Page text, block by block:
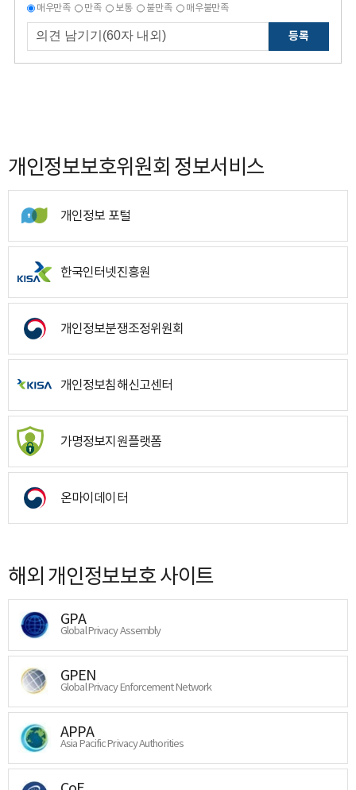
매우만족 만족 보통 불만족 매우불만족
등록
개인정보보호위원회 정보서비스
개인정보 포털
한국인터넷진흥원
개인정보분쟁조정위원회
개인정보침해신고센터
가명정보지원플랫폼
온마이데이터
해외 개인정보보호 사이트
GPA
Global Privacy Assembly
GPEN
Global Privacy Enforcement Network
APPA
Asia Pacific Privacy Authorities